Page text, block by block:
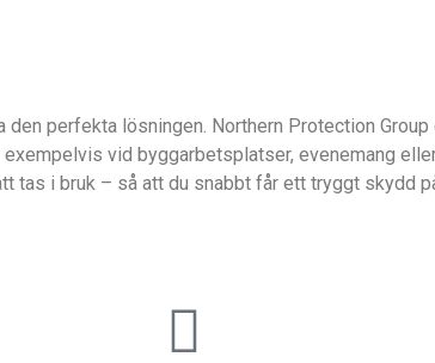
perfekta lösningen. Northern Protection
vid byggarbetsplatser, evenemang
tas i bruk – så att du snabbt får ett tryggt skydd